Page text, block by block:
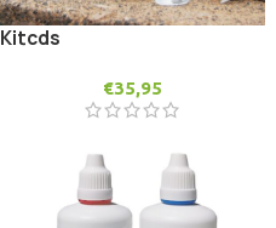
Kitcds
€35,95